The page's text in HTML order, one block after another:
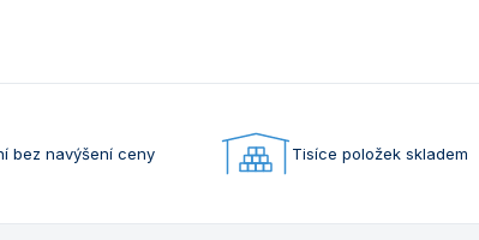
bez navýšení ceny Tisíce položek skladem